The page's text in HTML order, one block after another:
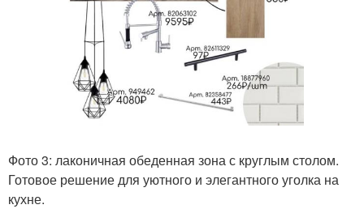
Фото 3: лаконичная обеденная зона с круглым столом.
Готовое решение для уютного и элегантного уголка на
кухне.